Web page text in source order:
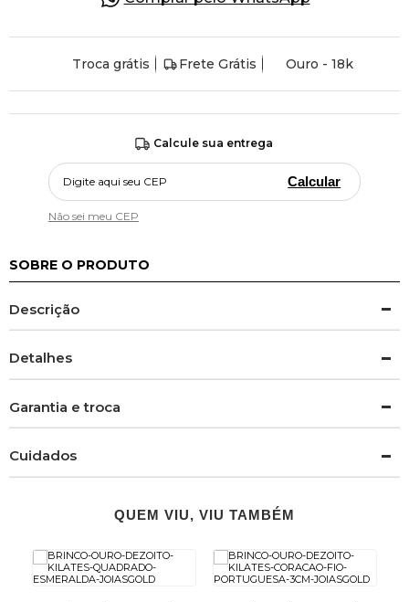
Troca grátis Frete Grátis Ouro - 18k
Calcule sua entrega
Calcular
Não sei meu CEP
SOBRE O PRODUTO
Descrição
Detalhes
Garantia e troca
Cuidados
QUEM VIU, VIU TAMBÉM
OFERTAS